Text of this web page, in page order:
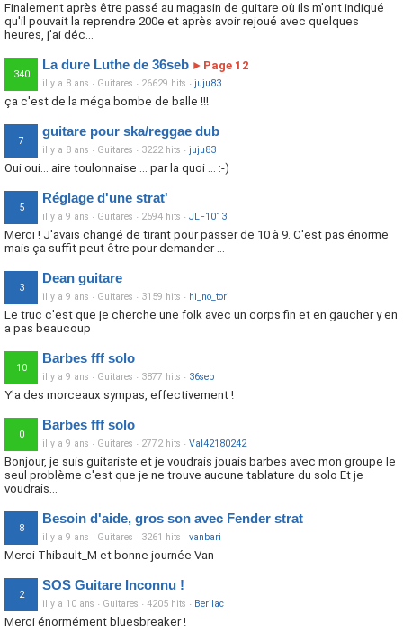
Finalement après être passé au magasin de guitare où ils m'ont indiqué
qu'il pouvait la reprendre 200e et après avoir rejoué avec quelques
heures, j'ai déc...
340
La dure Luthe de 36seb ► Page 12
il y a 8 ans · Guitares · 26629 hits · juju83
ça c'est de la méga bombe de balle !!!
7
guitare pour ska/reggae dub
il y a 8 ans · Guitares · 3222 hits · juju83
Oui oui... aire toulonnaise ... par la quoi ... :-)
5
Réglage d'une strat'
il y a 9 ans · Guitares · 2594 hits · JLF1013
Merci ! J'avais changé de tirant pour passer de 10 à 9. C'est pas énorme
mais ça suffit peut être pour demander ...
3
Dean guitare
il y a 9 ans · Guitares · 3159 hits · hi_no_tori
Le truc c'est que je cherche une folk avec un corps fin et en gaucher y en
a pas beaucoup
10
Barbes fff solo
il y a 9 ans · Guitares · 3877 hits · 36seb
Y'a des morceaux sympas, effectivement !
0
Barbes fff solo
il y a 9 ans · Guitares · 2772 hits · Val42180242
Bonjour, je suis guitariste et je voudrais jouais barbes avec mon groupe le
seul problème c'est que je ne trouve aucune tablature du solo Et je
voudrais...
8
Besoin d'aide, gros son avec Fender strat
il y a 9 ans · Guitares · 3261 hits · vanbari
Merci Thibault_M et bonne journée Van
2
SOS Guitare Inconnu !
il y a 10 ans · Guitares · 4205 hits · Berilac
Merci énormément bluesbreaker !